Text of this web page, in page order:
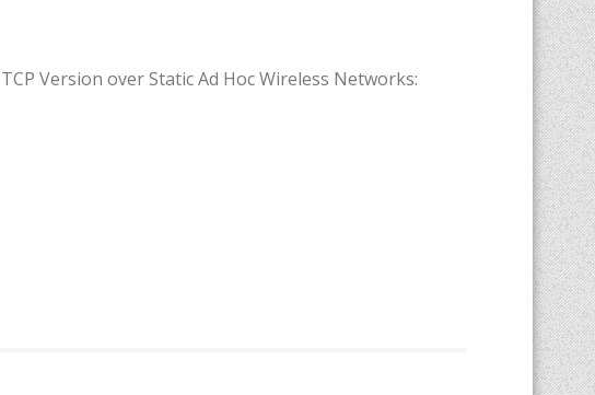
Version over Static Ad Hoc Wireless Networks: